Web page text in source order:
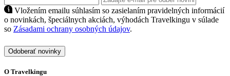
Vložením emailu súhlasím so zasielaním pravidelných informácií
o novinkách, špeciálnych akciách, výhodách Travelkingu v súlade
so Zásadami ochrany osobných údajov.
Odoberať novinky
O Travelkingu